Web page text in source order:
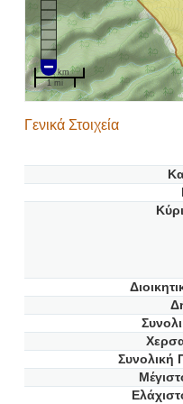
2 km
1 mi
Γενικά Στοιχεία
Συνολική